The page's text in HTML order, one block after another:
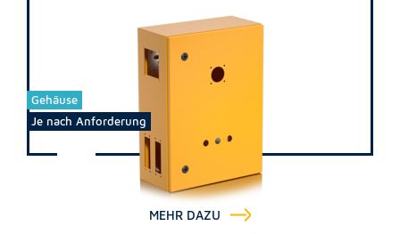
Gehäuse
Je nach Anforderung
MEHR DAZU